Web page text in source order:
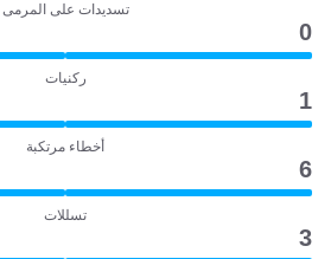
تسديدات على المرمى
0
ركنيات
1
أخطاء مرتكبة
6
تسللات
3